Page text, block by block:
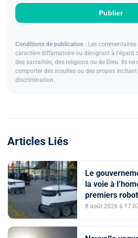
Publier
Conditions de publication : Les
caractère diffamatoire ou dénigrant à l'égard
des sacralités, des religions ou de Dieu. Ils
comporter des insultes ou des propos
discrimination.
Articles Liés
Le
la voie à
premiers
autonome
8 août 2026 à